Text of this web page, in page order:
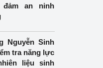
đảm an ninh
Nguyễn Sinh
tra năng lực
liệu sinh